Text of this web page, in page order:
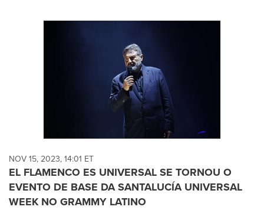
NOV 15, 2023, 14:01 ET
EL FLAMENCO ES UNIVERSAL SE TORNOU O
EVENTO DE BASE DA SANTALUCÍA UNIVERSAL
WEEK NO GRAMMY LATINO